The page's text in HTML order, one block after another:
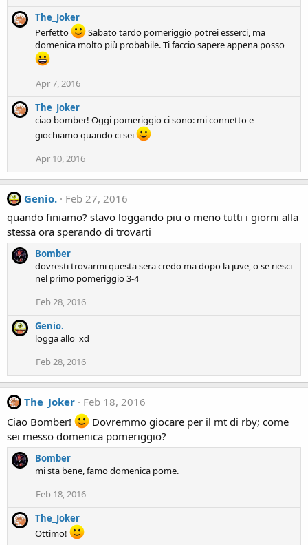
The_Joker
Perfetto
Sabato tardo pomeriggio potrei esserci, ma
domenica molto più probabile. Ti faccio sapere appena posso
Apr 7, 2016
The_Joker
ciao bomber! Oggi pomeriggio ci sono: mi connetto e
giochiamo quando ci sei
Apr 10, 2016
Genio.
Feb 27, 2016
quando finiamo? stavo loggando piu o meno tutti i giorni alla
stessa ora sperando di trovarti
Bomber
dovresti trovarmi questa sera credo ma dopo la juve, o se riesci
nel primo pomeriggio 3-4
Feb 28, 2016
Genio.
logga allo' xd
Feb 28, 2016
The_Joker
Feb 18, 2016
Ciao Bomber!
Dovremmo giocare per il mt di rby; come
sei messo domenica pomeriggio?
Bomber
mi sta bene, famo domenica pome.
Feb 18, 2016
The_Joker
Ottimo!